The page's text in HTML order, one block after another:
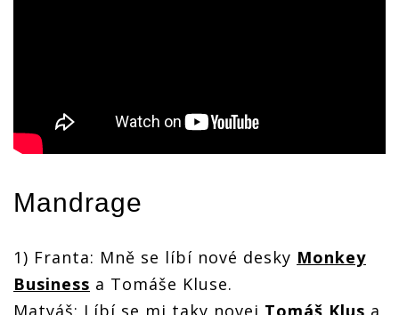
Mandrage
1) Franta: Mně se líbí nové desky Monkey
Business a Tomáše Kluse.
Matyáš: Líbí se mi taky novej Tomáš Klus a